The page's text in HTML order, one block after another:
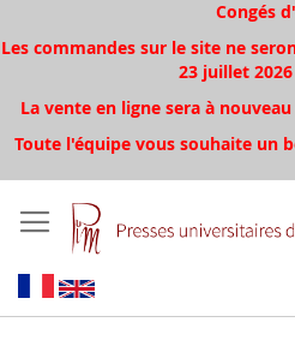
Congés
Les commandes sur le site ne
23 juillet
La vente en ligne sera à
Toute l'équipe vous souhaite un